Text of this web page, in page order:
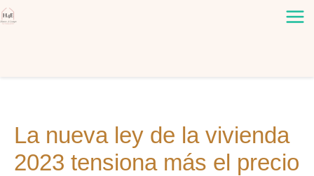
Ir
La nueva ley de la vivienda
2023 tensiona más el precio